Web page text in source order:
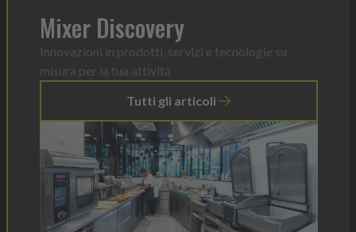
Mixer Discovery
Innovazioni in prodotti, servizi e tecnologie su
misura per la tua attività
Tutti gli articoli